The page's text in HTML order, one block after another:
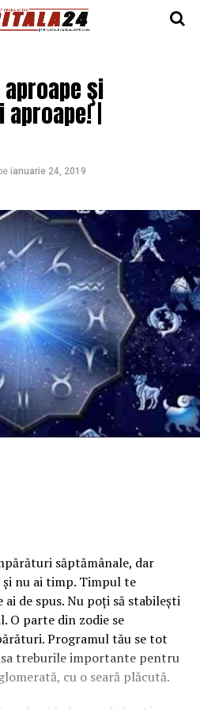
şi
aproape! |
ianuarie 24, 2019
săptămânale, dar
nu ai timp. Timpul te
de spus. Nu poţi să stabileşti
O parte din zodie se
Programul tău se tot
treburile importante pentru
cu o seară plăcută.